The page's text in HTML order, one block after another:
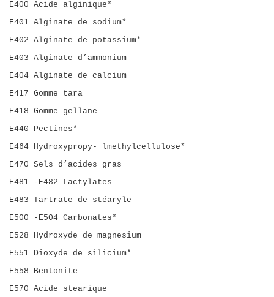
E400 Acide alginique*
E401 Alginate de sodium*
E402 Alginate de potassium*
E403 Alginate d’ammonium
E404 Alginate de calcium
E417 Gomme tara
E418 Gomme gellane
E440 Pectines*
E464 Hydroxypropy- lmethylcellulose*
E470 Sels d’acides gras
E481 -E482 Lactylates
E483 Tartrate de stéaryle
E500 -E504 Carbonates*
E528 Hydroxyde de magnesium
E551 Dioxyde de silicium*
E558 Bentonite
E570 Acide stearique